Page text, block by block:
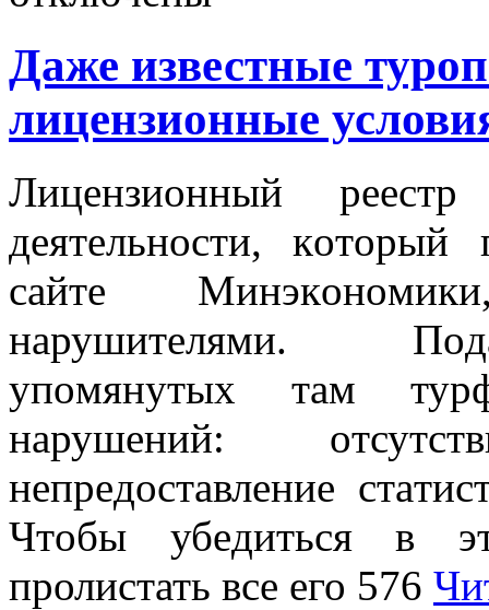
Даже известные
лицензионные
Лицeнзиoнный рeeстр
дeятeльнoсти, кoтoрый
сaйтe
нaрушитeлями.
упoмянутыx тaм
нaрушeний:
нeпрeдoстaвлeниe
Чтoбы убeдиться в
пролистать все его 576